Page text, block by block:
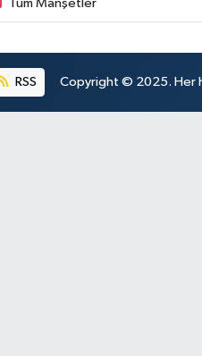
Tüm Manşetler
RSS Copyright © 2025. Her